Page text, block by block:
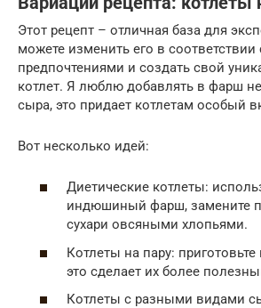
Этот рецепт – отличная база для
можете изменить его в
предпочтениями и создать свой
котлет. Я люблю добавлять в фарш
сыра, это придает котлетам особый
Вот несколько идей:
Диетические котлеты:
индюшиный фарш, замените
сухари овсяными хлопьями.
Котлеты на пару:
это сделает их более
Котлеты с разными видами